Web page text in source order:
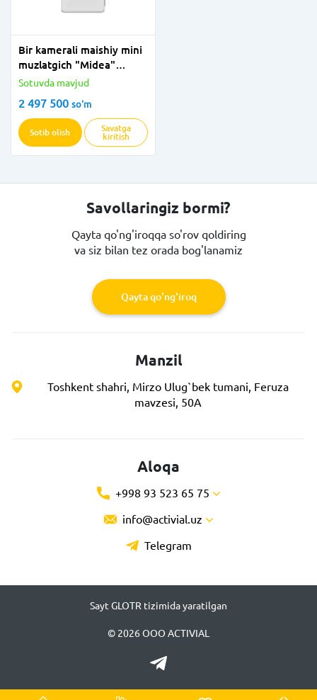
Bir kamerali maishiy mini
muzlatgich "Midea"
MDRD142SLF01 (Oq)
Sotuvda mavjud
2 497 500 so'm
Sotib olish
Savatga
kiritish
Savollaringiz bormi?
Qayta qo'ng'iroqqa so'rov qoldiring
va siz bilan tez orada bog'lanamiz
Qayta qo'ng'iroq
Manzil
Toshkent shahri, Mirzo Ulug`bek tumani, Feruza
mavzesi, 50A
Aloqa
+998 93 523 65 75
info@activial.uz
Telegram
Sayt GLOTR tizimida yaratilgan
© 2026 ООО ACTIVIAL